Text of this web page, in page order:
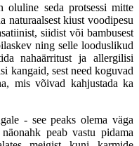
oluline seda protsessi mitte
naturaalsest kiust voodipesu
siidist või bambusest
ning selle looduslikud
nahaärritust ja allergilisi
kangaid, sest need koguvad
mis võivad kahjustada ka
- see peaks olema väga
peab vastu pidama